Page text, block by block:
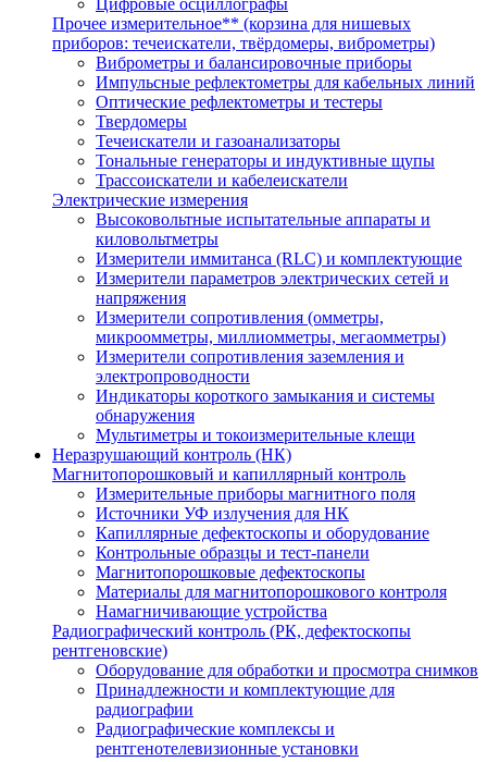
Цифровые осциллографы
Прочее измерительное** (корзина для нишевых
приборов: течеискатели, твёрдомеры, виброметры)
Виброметры и балансировочные приборы
Импульсные рефлектометры для кабельных линий
Оптические рефлектометры и тестеры
Твердомеры
Течеискатели и газоанализаторы
Тональные генераторы и индуктивные щупы
Трассоискатели и кабелеискатели
Электрические измерения
Высоковольтные испытательные аппараты и
киловольтметры
Измерители иммитанса (RLC) и комплектующие
Измерители параметров электрических сетей и
напряжения
Измерители сопротивления (омметры,
микроомметры, миллиомметры, мегаомметры)
Измерители сопротивления заземления и
электропроводности
Индикаторы короткого замыкания и системы
обнаружения
Мультиметры и токоизмерительные клещи
Неразрушающий контроль (НК)
Магнитопорошковый и капиллярный контроль
Измерительные приборы магнитного поля
Источники УФ излучения для НК
Капиллярные дефектоскопы и оборудование
Контрольные образцы и тест-панели
Магнитопорошковые дефектоскопы
Материалы для магнитопорошкового контроля
Намагничивающие устройства
Радиографический контроль (РК, дефектоскопы
рентгеновские)
Оборудование для обработки и просмотра снимков
Принадлежности и комплектующие для
радиографии
Радиографические комплексы и
рентгенотелевизионные установки